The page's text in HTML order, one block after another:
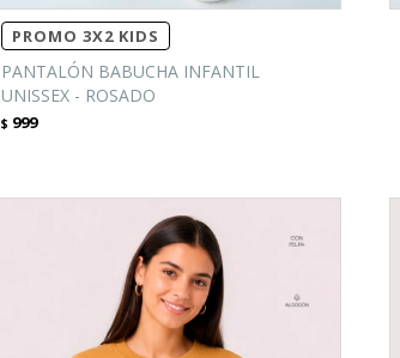
PROMO 3X2 KIDS
PANTALÓN BABUCHA INFANTIL
UNISSEX - ROSADO
$ 999